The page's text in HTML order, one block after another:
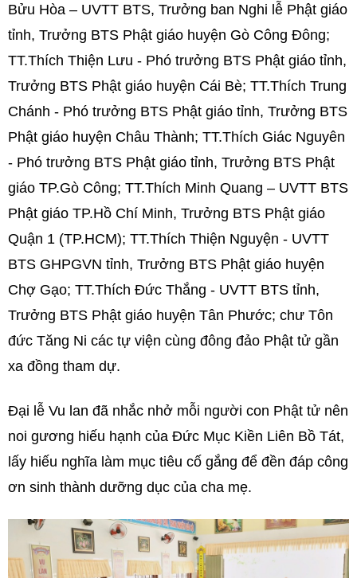
Bửu Hòa – UVTT BTS, Trưởng ban Nghi lễ Phật giáo
tỉnh, Trưởng BTS Phật giáo huyện Gò Công Đông;
TT.Thích Thiện Lưu - Phó trưởng BTS Phật giáo tỉnh,
Trưởng BTS Phật giáo huyện Cái Bè; TT.Thích Trung
Chánh - Phó trưởng BTS Phật giáo tỉnh, Trưởng BTS
Phật giáo huyện Châu Thành; TT.Thích Giác Nguyên
- Phó trưởng BTS Phật giáo tỉnh, Trưởng BTS Phật
giáo TP.Gò Công; TT.Thích Minh Quang – UVTT BTS
Phật giáo TP.Hồ Chí Minh, Trưởng BTS Phật giáo
Quận 1 (TP.HCM); TT.Thích Thiện Nguyện - UVTT
BTS GHPGVN tỉnh, Trưởng BTS Phật giáo huyện
Chợ Gạo; TT.Thích Đức Thắng - UVTT BTS tỉnh,
Trưởng BTS Phật giáo huyện Tân Phước; chư Tôn
đức Tăng Ni các tự viện cùng đông đảo Phật tử gần
xa đồng tham dự.
Đại lễ Vu lan đã nhắc nhở mỗi người con Phật tử nên
noi gương hiếu hạnh của Đức Mục Kiền Liên Bồ Tát,
lấy hiếu nghĩa làm mục tiêu cố gắng để đền đáp công
ơn sinh thành dưỡng dục của cha mẹ.